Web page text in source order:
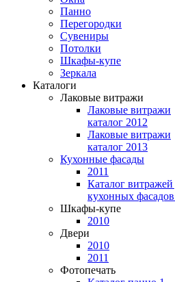
Панно
Перегородки
Сувениры
Потолки
Шкафы-купе
Зеркала
Каталоги
Лаковые витражи
Лаковые витражи
каталог 2012
Лаковые витражи
каталог 2013
Кухонные фасады
2011
Каталог витражей
кухонных фасадов
Шкафы-купе
2010
Двери
2010
2011
Фотопечать